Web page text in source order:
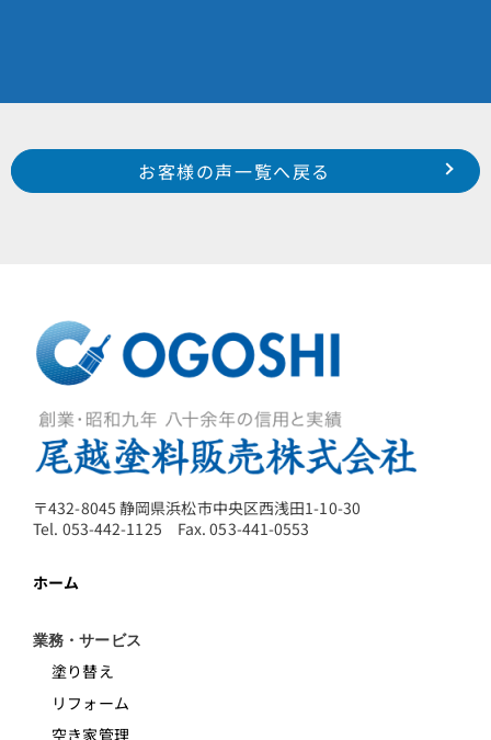
Prev
中区 上島 小倉 様
南区 白羽町 H 様
お客様の声一覧へ戻る
〒432-8045 静岡県浜松市中央区西浅田1-10-30
Tel. 053-442-1125 Fax. 053-441-0553
ホーム
業務・サービス
塗り替え
リフォーム
空き家管理